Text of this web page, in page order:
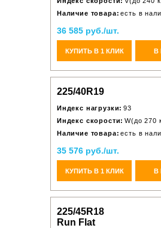
Наличие товара: есть в
36 585 руб./шт.
КУПИТЬ В 1 КЛИК В
225/40R19
Индекс нагрузки: 93
Индекс скорости: W(до 270
Наличие товара: есть в
35 576 руб./шт.
КУПИТЬ В 1 КЛИК В
225/45R18
Run Flat